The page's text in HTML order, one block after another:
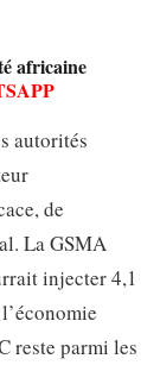
africaine
autorités
de
La GSMA
injecter 4,1
reste parmi les